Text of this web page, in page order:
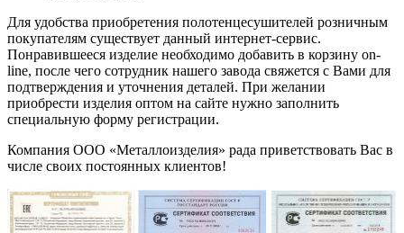
Для удобства приобретения полотенцесушителей розничным
покупателям существует данный интернет-сервис.
Понравившееся изделие необходимо добавить в корзину on-
line, после чего сотрудник нашего завода свяжется с Вами для
подтверждения и уточнения деталей. При желании
приобрести изделия оптом на сайте нужно заполнить
специальную форму регистрации.
Компания ООО «Металлоизделия» рада приветствовать Вас в
числе своих постоянных клиентов!